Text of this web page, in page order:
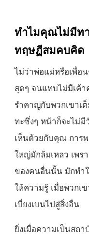
ทำไมคุณไม่มีท
ทฤษฏีสมคบคิด
ไม่ว่าพ่อแม่หรือเพื่อ
สุดๆ จนแทบไม่มีเค้
รำคาญกับพวกเขาเ
ทะซึ่งๆ หน้าก็จะไม่มี
เห็นด้วยกับคุณ การ
ใหญ่มักล้มเหลว เพร
ของคนอื่นนั้น มักทำ
ให้ความรู้ เมื่อพวกเ
เบี่ยงเบนไปสู่สิ่งอื่น
ยิ่งเมื่อความเป็นสถ